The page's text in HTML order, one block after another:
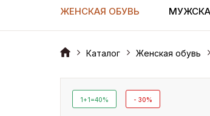
ЖЕНСКАЯ ОБУВЬ
Каталог Женская обувь
1+1=40% - 30%